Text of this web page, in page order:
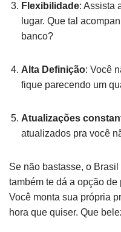
Flexibilidade: Assista
lugar. Que tal
banco?
Alta Definição: Você
fique parecendo um
Atualizações
atualizados pra você
Se não bastasse, o
também te dá a opção
Você monta sua própria
hora que quiser. Que